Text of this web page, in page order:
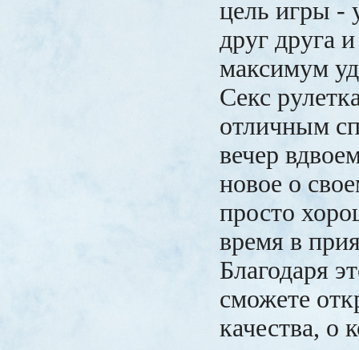
цель игры -
друг друга
максимум
Секс
отличным
вечер
новое о
просто
время в
Благодаря
сможете
качества, о